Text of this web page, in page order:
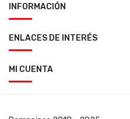
INFORMACIÓN
ENLACES DE INTERÉS
MI CUENTA